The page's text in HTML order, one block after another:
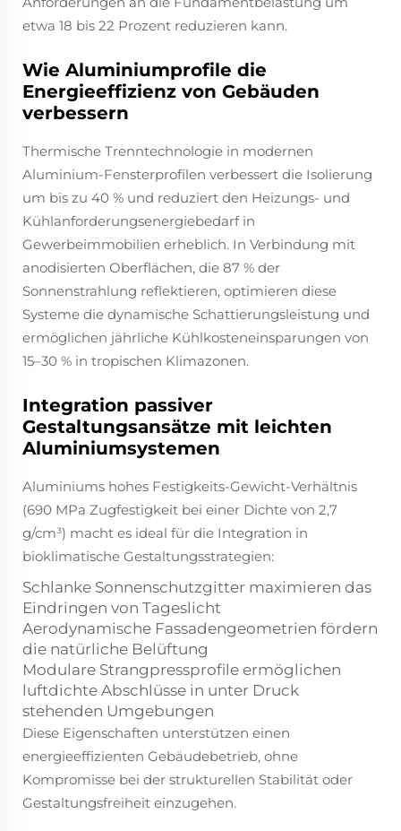
etwa 18 bis 22 Prozent reduzieren kann.
Wie Aluminiumprofile die
Energieeffizienz von Gebäuden
verbessern
Thermische Trenntechnologie in modernen
Aluminium-Fensterprofilen verbessert die Isolierung
um bis zu 40 % und reduziert den Heizungs- und
Kühlanforderungsenergiebedarf in
Gewerbeimmobilien erheblich. In Verbindung mit
anodisierten Oberflächen, die 87 % der
Sonnenstrahlung reflektieren, optimieren diese
Systeme die dynamische Schattierungsleistung und
ermöglichen jährliche Kühlkosteneinsparungen von
15–30 % in tropischen Klimazonen.
Integration passiver
Gestaltungsansätze mit leichten
Aluminiumsystemen
Aluminiums hohes Festigkeits-Gewicht-Verhältnis
(690 MPa Zugfestigkeit bei einer Dichte von 2,7
g/cm³) macht es ideal für die Integration in
bioklimatische Gestaltungsstrategien:
Schlanke Sonnenschutzgitter maximieren das
Eindringen von Tageslicht
Aerodynamische Fassadengeometrien fördern
die natürliche Belüftung
Modulare Strangpressprofile ermöglichen
luftdichte Abschlüsse in unter Druck
stehenden Umgebungen
Diese Eigenschaften unterstützen einen
energieeffizienten Gebäudebetrieb, ohne
Kompromisse bei der strukturellen Stabilität oder
Gestaltungsfreiheit einzugehen.